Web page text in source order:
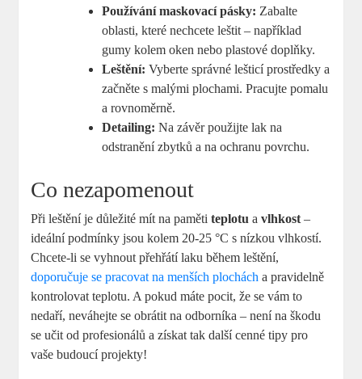
Používání maskovací pásky: Zabalte
oblasti, které nechcete leštit – například
gumy kolem oken nebo plastové doplňky.
Leštění: Vyberte správné lešticí prostředky a
začněte s malými plochami. Pracujte pomalu
a rovnoměrně.
Detailing: Na závěr použijte lak na
odstranění zbytků a na ochranu povrchu.
Co nezapomenout
Při leštění je důležité mít na pamětiteplotu avlhkost –
ideální podmínky jsou kolem 20-25 °C s nízkou vlhkostí.
Chcete-li se vyhnout přehřátí laku během leštění,
doporučuje se pracovat na menších plochách a pravidelně
kontrolovat teplotu. A pokud máte pocit, že se vám to
nedaří, neváhejte se obrátit na odborníka – není na škodu
se učit od profesionálů a získat tak další cenné tipy pro
vaše budoucí projekty!